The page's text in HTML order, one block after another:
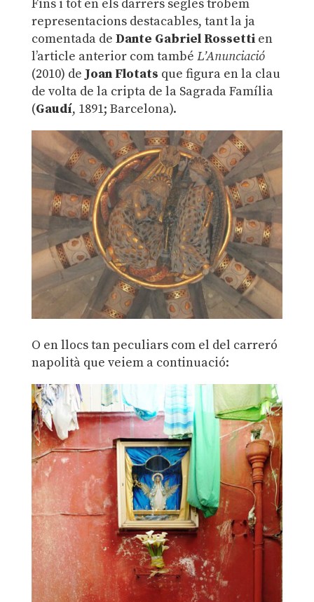
Fins i tot en els darrers segles trobem
representacions destacables, tant la ja
comentada de Dante Gabriel Rossettien
l’article anterior com també L’Anunciació
(2010) de Joan Flotats que figura en la clau
de volta de la cripta de la Sagrada Família
(Gaudí, 1891; Barcelona).
O en llocs tan peculiars com el del carreró
napolità que veiem a continuació: